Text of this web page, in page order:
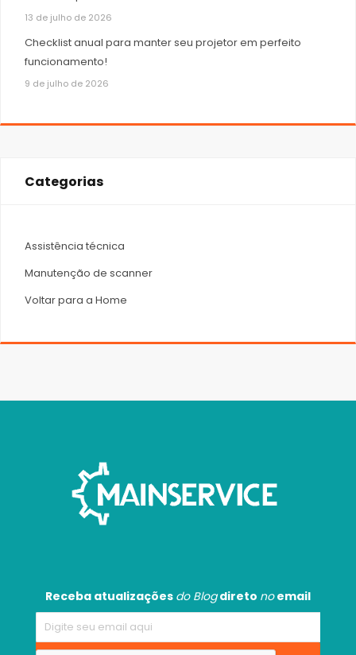
13 de julho de 2026
Checklist anual para manter seu projetor em perfeito
funcionamento!
9 de julho de 2026
Categorias
Assistência técnica
Manutenção de scanner
Voltar para a Home
Receba atualizações do Blogdireto noemail